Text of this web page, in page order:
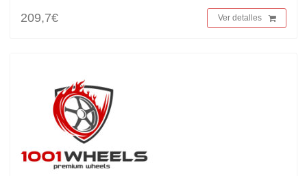
209,7€
Ver detalles